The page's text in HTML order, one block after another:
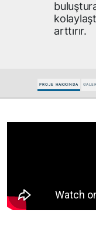
arttırır.
PROJE HAKKINDA